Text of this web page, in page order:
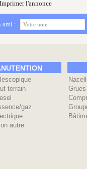
Imprimer l'annonce
ami :
terrain
gaz
autre
Grues